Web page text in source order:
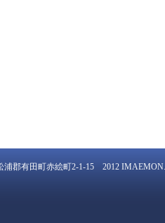
郡有田町赤絵町2-1-15 2012 IMAEMON.